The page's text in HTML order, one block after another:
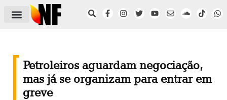
Petroleiros aguardam negociação,
mas já se organizam para entrar em
greve